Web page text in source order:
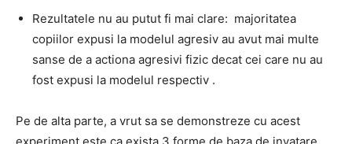
Rezultatele nu au putut fi mai clare: majoritatea
copiilor expusi la modelul agresiv au avut mai multe
sanse de a actiona agresivi fizic decat cei care nu au
fost expusi la modelul respectiv .
Pe de alta parte, a vrut sa se demonstreze cu acest